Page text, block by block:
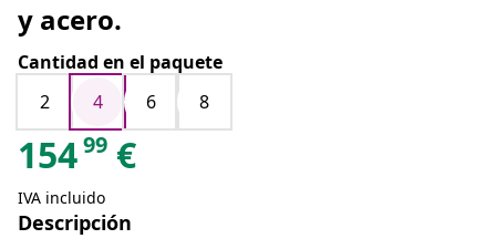
y acero.
Cantidad en el paquete
2
4 6 8
15499 €
IVA incluido
Descripción